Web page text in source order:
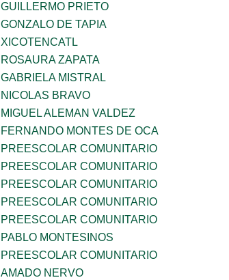
GUILLERMO PRIETO
GONZALO DE TAPIA
XICOTENCATL
ROSAURA ZAPATA
GABRIELA MISTRAL
NICOLAS BRAVO
MIGUEL ALEMAN VALDEZ
FERNANDO MONTES DE OCA
PREESCOLAR COMUNITARIO
PREESCOLAR COMUNITARIO
PREESCOLAR COMUNITARIO
PREESCOLAR COMUNITARIO
PREESCOLAR COMUNITARIO
PABLO MONTESINOS
PREESCOLAR COMUNITARIO
AMADO NERVO